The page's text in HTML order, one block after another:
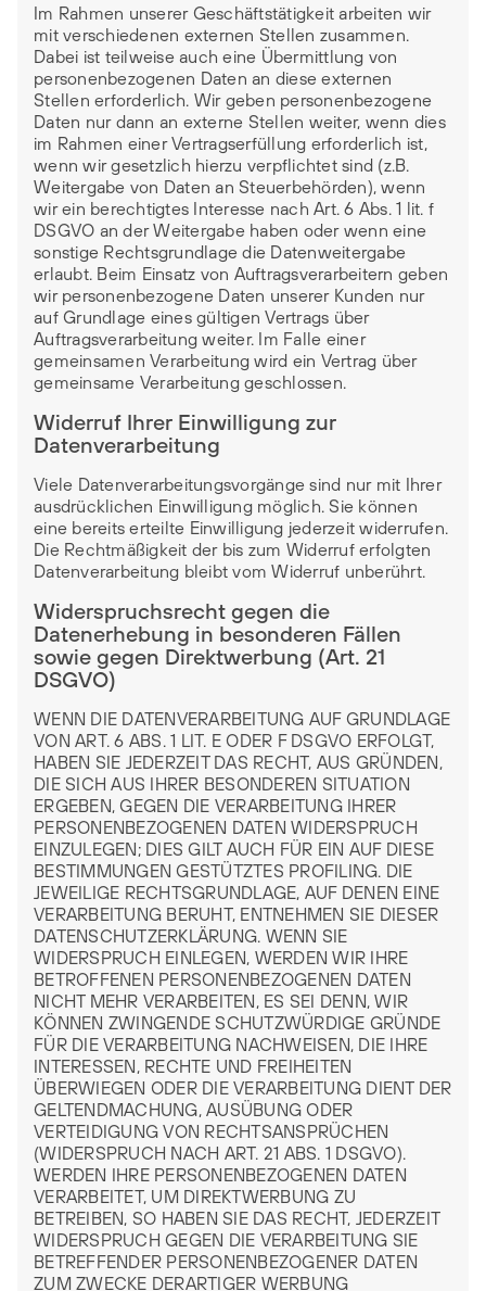
Im Rahmen unserer Geschäftstätigkeit arbeiten wir
mit verschiedenen externen Stellen zusammen.
Dabei ist teilweise auch eine Übermittlung von
personenbezogenen Daten an diese externen
Stellen erforderlich. Wir geben personenbezogene
Daten nur dann an externe Stellen weiter, wenn dies
im Rahmen einer Vertragserfüllung erforderlich ist,
wenn wir gesetzlich hierzu verpflichtet sind (z.B.
Weitergabe von Daten an Steuerbehörden), wenn
wir ein berechtigtes Interesse nach Art. 6 Abs. 1 lit. f
DSGVO an der Weitergabe haben oder wenn eine
sonstige Rechtsgrundlage die Datenweitergabe
erlaubt. Beim Einsatz von Auftragsverarbeitern geben
wir personenbezogene Daten unserer Kunden nur
auf Grundlage eines gültigen Vertrags über
Auftragsverarbeitung weiter. Im Falle einer
gemeinsamen Verarbeitung wird ein Vertrag über
gemeinsame Verarbeitung geschlossen.
Widerruf Ihrer Einwilligung zur
Datenverarbeitung
Viele Datenverarbeitungsvorgänge sind nur mit Ihrer
ausdrücklichen Einwilligung möglich. Sie können
eine bereits erteilte Einwilligung jederzeit widerrufen.
Die Rechtmäßigkeit der bis zum Widerruf erfolgten
Datenverarbeitung bleibt vom Widerruf unberührt.
Widerspruchsrecht gegen die
Datenerhebung in besonderen Fällen
sowie gegen Direktwerbung (Art. 21
DSGVO)
WENN DIE DATENVERARBEITUNG AUF GRUNDLAGE
VON ART. 6 ABS. 1 LIT. E ODER F DSGVO ERFOLGT,
HABEN SIE JEDERZEIT DAS RECHT, AUS GRÜNDEN,
DIE SICH AUS IHRER BESONDEREN SITUATION
ERGEBEN, GEGEN DIE VERARBEITUNG IHRER
PERSONENBEZOGENEN DATEN WIDERSPRUCH
EINZULEGEN; DIES GILT AUCH FÜR EIN AUF DIESE
BESTIMMUNGEN GESTÜTZTES PROFILING. DIE
JEWEILIGE RECHTSGRUNDLAGE, AUF DENEN EINE
VERARBEITUNG BERUHT, ENTNEHMEN SIE DIESER
DATENSCHUTZERKLÄRUNG. WENN SIE
WIDERSPRUCH EINLEGEN, WERDEN WIR IHRE
BETROFFENEN PERSONENBEZOGENEN DATEN
NICHT MEHR VERARBEITEN, ES SEI DENN, WIR
KÖNNEN ZWINGENDE SCHUTZWÜRDIGE GRÜNDE
FÜR DIE VERARBEITUNG NACHWEISEN, DIE IHRE
INTERESSEN, RECHTE UND FREIHEITEN
ÜBERWIEGEN ODER DIE VERARBEITUNG DIENT DER
GELTENDMACHUNG, AUSÜBUNG ODER
VERTEIDIGUNG VON RECHTSANSPRÜCHEN
(WIDERSPRUCH NACH ART. 21 ABS. 1 DSGVO).
WERDEN IHRE PERSONENBEZOGENEN DATEN
VERARBEITET, UM DIREKTWERBUNG ZU
BETREIBEN, SO HABEN SIE DAS RECHT, JEDERZEIT
WIDERSPRUCH GEGEN DIE VERARBEITUNG SIE
BETREFFENDER PERSONENBEZOGENER DATEN
ZUM ZWECKE DERARTIGER WERBUNG